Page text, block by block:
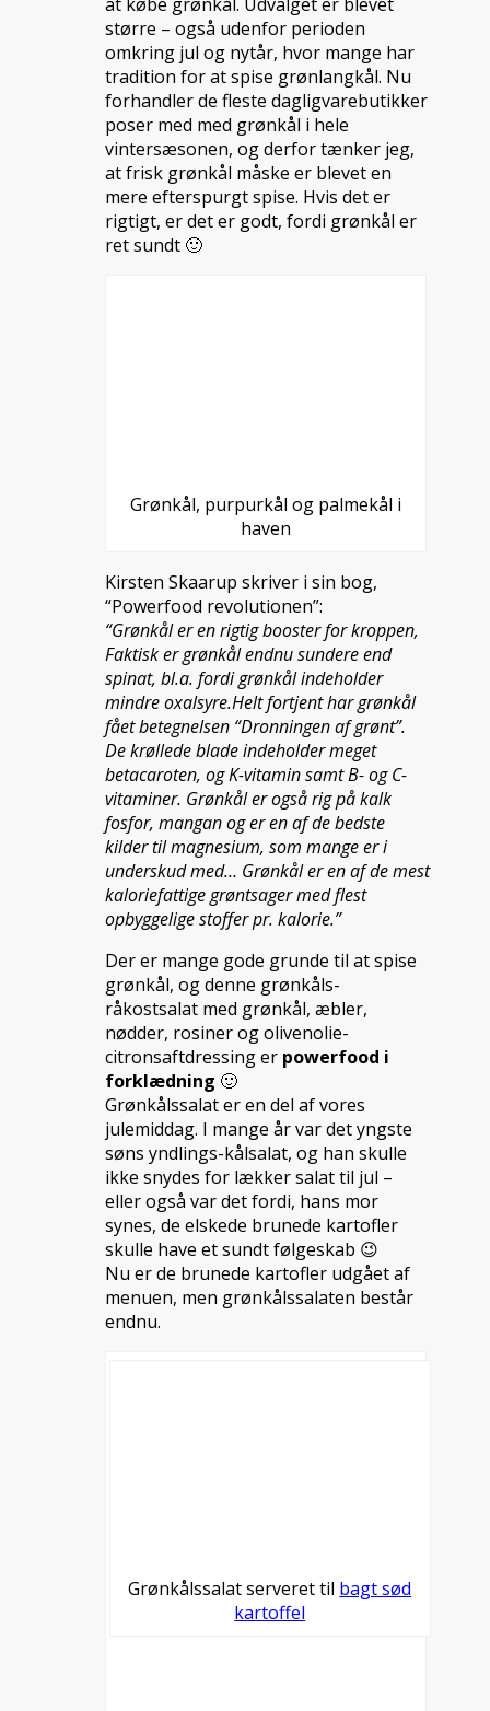
større – også udenfor perioden
omkring jul og nytår, hvor mange har
tradition for at spise grønlangkål. Nu
forhandler de fleste dagligvarebutikker
poser med med grønkål i hele
vintersæsonen, og derfor tænker jeg,
at frisk grønkål måske er blevet en
mere efterspurgt spise. Hvis det er
rigtigt, er det er godt, fordi grønkål er
ret sundt 🙂
Grønkål, purpurkål og palmekål i
haven
Kirsten Skaarup skriver i sin bog,
“Powerfood revolutionen”:
“Grønkål er en rigtig booster for kroppen,
Faktisk er grønkål endnu sundere end
spinat, bl.a. fordi grønkål indeholder
mindre oxalsyre.Helt fortjent har grønkål
fået betegnelsen “Dronningen af grønt”.
De krøllede blade indeholder meget
betacaroten, og K-vitamin samt B- og C-
vitaminer. Grønkål er også rig på kalk
fosfor, mangan og er en af de bedste
kilder til magnesium, som mange er i
underskud med… Grønkål er en af de mest
kaloriefattige grøntsager med flest
opbyggelige stoffer pr. kalorie.”
Der er mange gode grunde til at spise
grønkål, og denne grønkåls-
råkostsalat med grønkål, æbler,
nødder, rosiner og olivenolie-
citronsaftdressing er powerfood i
forklædning 🙂
Grønkålssalat er en del af vores
julemiddag. I mange år var det yngste
søns yndlings-kålsalat, og han skulle
ikke snydes for lækker salat til jul –
eller også var det fordi, hans mor
synes, de elskede brunede kartofler
skulle have et sundt følgeskab 😉
Nu er de brunede kartofler udgået af
menuen, men grønkålssalaten består
endnu.
Grønkålssalat serveret til bagt sød
kartoffel